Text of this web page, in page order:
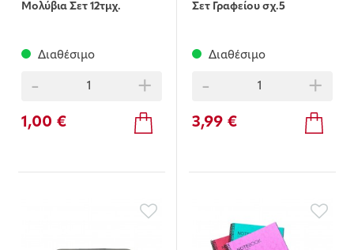
Μολύβια Σετ 12τμχ.
Διαθέσιμο
- +
1,00 €
Σετ Γραφείου σχ.5
Διαθέσιμο
- +
3,99 €